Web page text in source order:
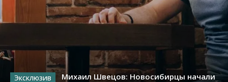
Михаил Швецов: Новосибирцы начали